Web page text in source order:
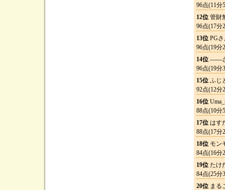
96点(11分
12位 管財
96点(17分
13位 PG
96点(19分
14位 ------
96点(19分
15位 ふじ
92点(12分
16位
88点(10分
17位 はす
88点(17分
18位 モン
84点(16分
19位 たけ
84点(25分
20位 まる